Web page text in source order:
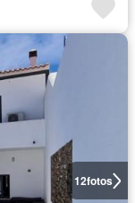
12fotos